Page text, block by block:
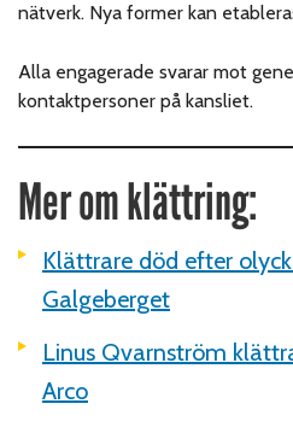
nätverk. Nya former kan
Alla engagerade svarar mot
kontaktpersoner på kansliet.
Mer om klättring:
Klättrare död efter
Galgeberget
Linus Qvarnström
Arco